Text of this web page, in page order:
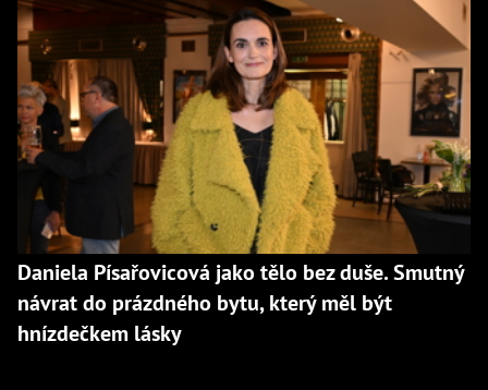
Daniela Písařovicová jako tělo bez duše. Smutný
návrat do prázdného bytu, který měl být
hnízdečkem lásky